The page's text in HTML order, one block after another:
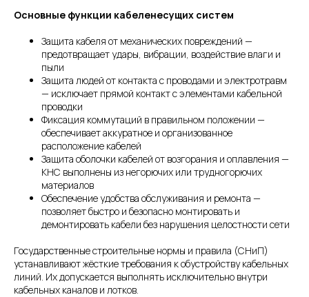
Основные функции кабеленесущих систем
Защита кабеля от механических повреждений —
предотвращает удары, вибрации, воздействие влаги и
пыли
Защита людей от контакта с проводами и электротравм
— исключает прямой контакт с элементами кабельной
проводки
Фиксация коммутаций в правильном положении —
обеспечивает аккуратное и организованное
расположение кабелей
Защита оболочки кабелей от возгорания и оплавления —
КНС выполнены из негорючих или трудногорючих
материалов
Обеспечение удобства обслуживания и ремонта —
позволяет быстро и безопасно монтировать и
демонтировать кабели без нарушения целостности сети
Государственные строительные нормы и правила (СНиП)
устанавливают жёсткие требования к обустройству кабельных
линий. Их допускается выполнять исключительно внутри
кабельных каналов и лотков.